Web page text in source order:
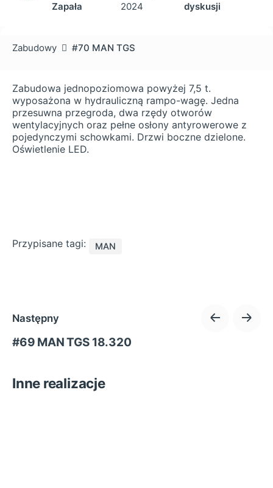
Zapała
2024
dyskusji
Zabudowy #70 MAN TGS
Zabudowa jednopoziomowa powyżej 7,5 t.
wyposażona w hydrauliczną rampo-wagę. Jedna
przesuwna przegroda, dwa rzędy otworów
wentylacyjnych oraz pełne osłony antyrowerowe z
pojedynczymi schowkami. Drzwi boczne dzielone.
Oświetlenie LED.
Przypisane tagi: MAN
Następny
#69 MAN TGS 18.320
Inne realizacje